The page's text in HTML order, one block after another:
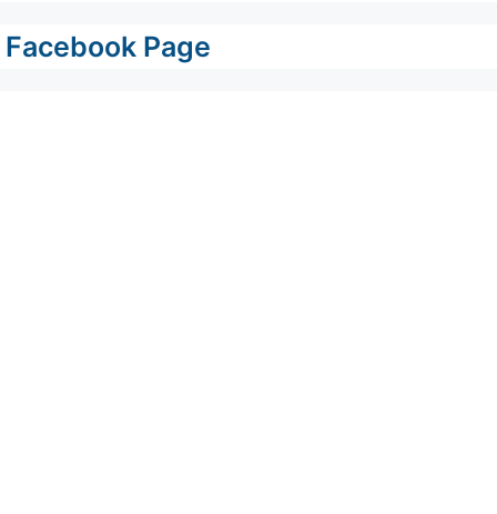
Facebook Page